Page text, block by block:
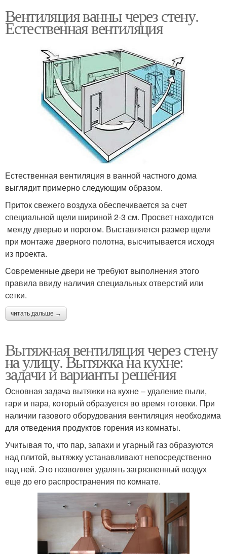
Вентиляция ванны через стену.
Естественная вентиляция
Естественная вентиляция в ванной частного дома
выглядит примерно следующим образом.
Приток свежего воздуха обеспечивается за счет
специальной щели шириной 2-3 см. Просвет находится
между дверью и порогом. Выставляется размер щели
при монтаже дверного полотна, высчитывается исходя
из проекта.
Современные двери не требуют выполнения этого
правила ввиду наличия специальных отверстий или
сетки.
читать дальше →
Вытяжная вентиляция через стену
на улицу. Вытяжка на кухне:
задачи и варианты решения
Основная задача вытяжки на кухне – удаление пыли,
гари и пара, который образуется во время готовки. При
наличии газового оборудования вентиляция необходима
для отведения продуктов горения из комнаты.
Учитывая то, что пар, запахи и угарный газ образуются
над плитой, вытяжку устанавливают непосредственно
над ней. Это позволяет удалять загрязненный воздух
еще до его распространения по комнате.